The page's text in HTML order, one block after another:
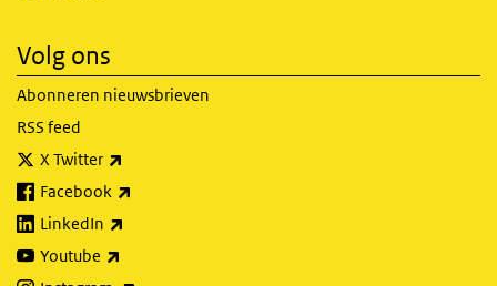
Volg ons
Abonneren nieuwsbrieven
RSS feed
X Twitter
Facebook
LinkedIn
Youtube